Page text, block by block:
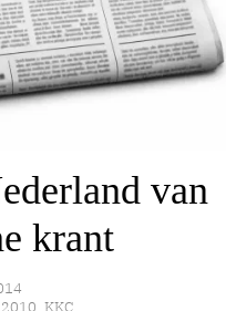
van
krant